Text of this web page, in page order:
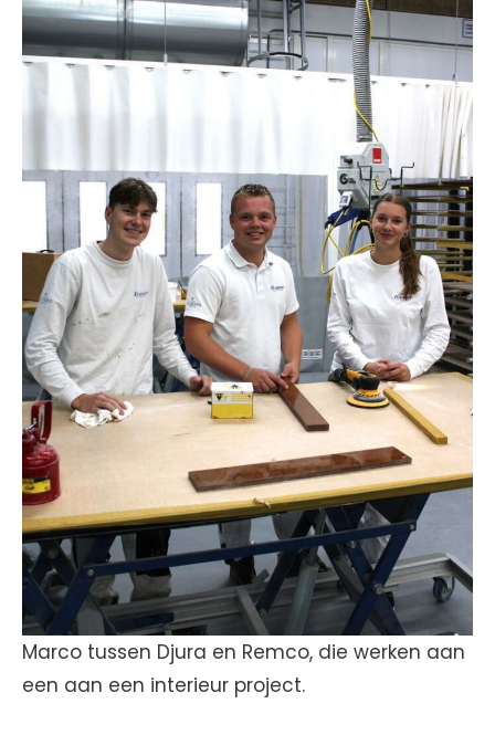
Marco tussen Djura en Remco, die werken aan
een aan een interieur project.